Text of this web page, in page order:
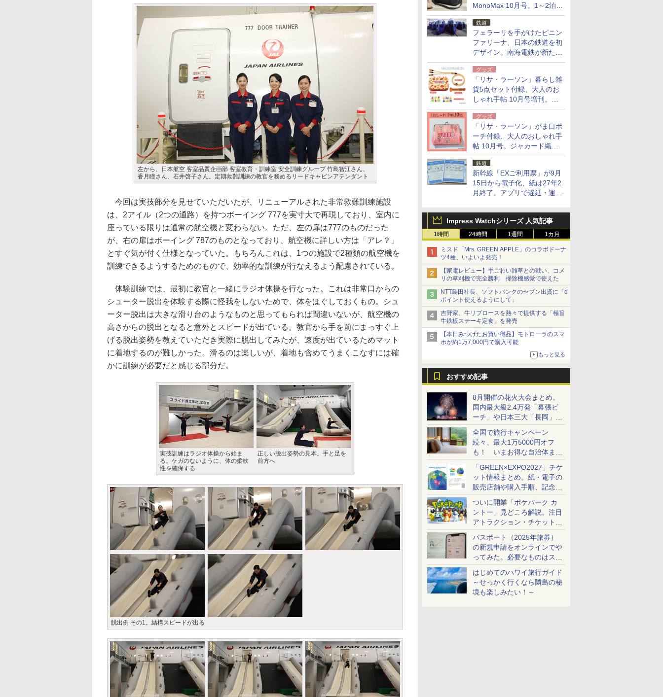
MonoMax 10月号。1～2泊の
荷物、キャリーオンも可能
鉄道
フェラーリを手がけたピニン
ファリーナ、日本の鉄道を初
デザイン。南海電鉄が新たな
「空港特急」をなにわ筋線へ
導入
グッズ
「リサ・ラーソン」暮らし雑
貨5点セット付録、大人のお
しゃれ手帖 10月号増刊。
USBケーブルや缶ケースなど
グッズ
「リサ・ラーソン」がま口ポ
ーチ付録、大人のおしゃれ手
帖 10月号。ジャカード織の
北欧猫デザイン
鉄道
新幹線「EXご利用票」が9月
15日から電子化、紙は27年2
月終了。アプリで遅延・運休
Impress Watchシリーズ 人気記事
1時間 24時間 1週間 1カ月
ミスド「Mrs. GREEN APPLE」のコラボドーナ
ツ4種、いよいよ発売！
【家電レビュー】手ごわい雑草との戦い、コメ
リの草刈機で完全勝利 掃除機感覚で使えた
NTT島田社長、ソフトバンクのセブン出資に「d
ポイント使えるようにして」
吉野家、牛リブロースを熱々で提供する「極旨
牛鉄板ステーキ定食」を発売
【本日みつけたお買い得品】モトローラのスマ
ホが約1万7,000円で購入可能
もっと見る
おすすめ記事
8月開催の花火大会まとめ。
国内最大級2.4万発「幕張ビ
ーチ」や日本三大「長岡」な
ど大型イベント目白押し！
全国で旅行キャンペーン
続々、最大1万5000円オフ
も！ いまお得な自治体まと
め
「GREEN×EXPO2027」チケ
ット情報まとめ。紙・電子の
販売店舗や購入手順、記念チ
ケットも解説
ついに開業「ポケパーク カ
ントー」見どころ解説。注目
アトラクション・チケット手
配・来場前に必要な準備は？
パスポート（2025年旅券）
の新規申請をオンラインでや
ってみた。必要なものはスマ
ホとマイナカードのみ
はじめてのハワイ旅行ガイド
～せっかく行くなら隣島の秘
境も楽しみたい！～
左から、日本航空 客室品質企画部 客室教育・訓練室 安全訓練グループ 竹島智江さん、
香月瞳さん、石井啓子さん。定期救難訓練の教官を務めるリードキャビンアテンダント
今回は実技部分を見せていただいたが、リニューアルされた非常救難訓練施設
は、2アイル（2つの通路）を持つボーイング 777を実寸大で再現しており、室内に
座っている限りは通常の航空機と変わらない。ただ、左の扉は777のものだった
が、右の扉はボーイング 787のものとなっており、航空機に詳しい方は「アレ？」
とすぐ気が付く仕様となっていた。もちろんこれは、1つの施設で2種類の航空機を
訓練できるようするためのもので、効率的な訓練が行なえるよう配慮されている。
体験訓練では、最初に教官と一緒にラジオ体操を行なった。これは非常口からの
シューター脱出を体験する際に怪我をしないためで、体をほぐしておくもの。シュ
ーター脱出は大きな滑り台のようなものと思ってもられば間違いないが、航空機の
高さからの脱出となると意外とスピードが出ている。教官から手を前にまっすぐ上
げる脱出姿勢を教えていただき実際に脱出してみたが、速度が出ているためマット
に着地するのが難しかった。滑るのは楽しいが、着地も含めてうまくこなすには確
かに訓練が必要だと感じる部分だ。
実技訓練はラジオ体操から始ま
る。ケガのないように、体の柔軟
性を確保する
正しい脱出姿勢の見本。手と足を
前方へ
脱出例 その1。結構スピードが出る